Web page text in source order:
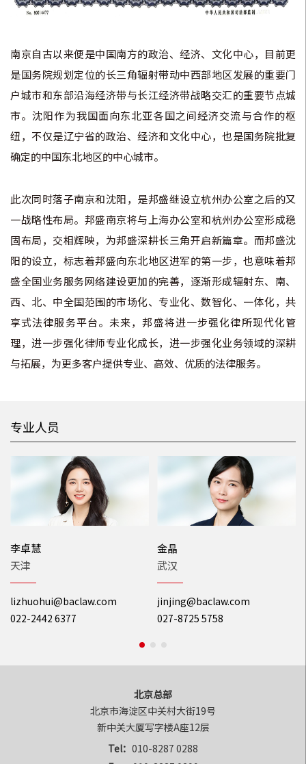
南京自古以来便是中国南方的政治、经济、文化中心，目前更
是国务院规划定位的长三角辐射带动中西部地区发展的重要门
户城市和东部沿海经济带与长江经济带战略交汇的重要节点城
市。沈阳作为我国面向东北亚各国之间经济交流与合作的枢
纽，不仅是辽宁省的政治、经济和文化中心，也是国务院批复
确定的中国东北地区的中心城市。
此次同时落子南京和沈阳，是邦盛继设立杭州办公室之后的又
一战略性布局。邦盛南京将与上海办公室和杭州办公室形成稳
固布局，交相辉映，为邦盛深耕长三角开启新篇章。而邦盛沈
阳的设立，标志着邦盛向东北地区进军的第一步，也意味着邦
盛全国业务服务网络建设更加的完善，逐渐形成辐射东、南、
西、北、中全国范围的市场化、专业化、数智化、一体化，共
享式法律服务平台。未来，邦盛将进一步强化律所现代化管
理，进一步强化律师专业化成长，进一步强化业务领域的深耕
与拓展，为更多客户提供专业、高效、优质的法律服务。
专业人员
李卓慧
天津
lizhuohui@baclaw.com
022-2442 6377
金晶
武汉
jinjing@baclaw.com
027-8725 5758
北京总部
北京市海淀区中关村大街19号
新中关大厦写字楼A座12层
Tel： 010-8287 0288